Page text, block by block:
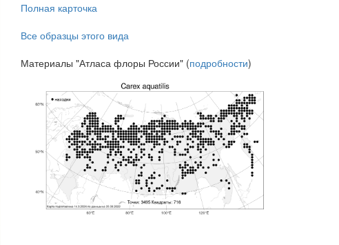
Полная карточка
Все образцы этого вида
Материалы "Атласа флоры России" (подробности)